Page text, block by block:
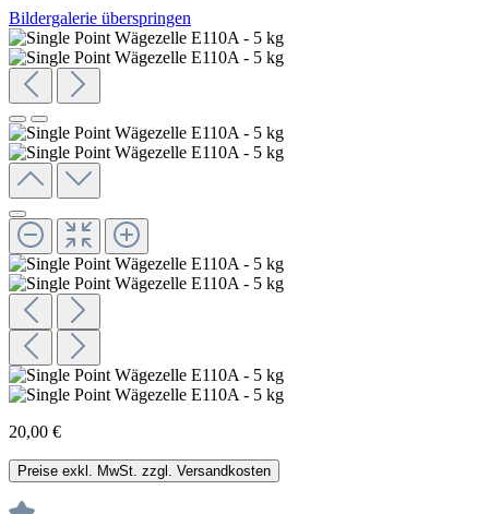
Bildergalerie überspringen
20,00 €
Preise exkl. MwSt. zzgl. Versandkosten